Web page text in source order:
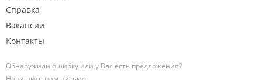
Справка
Вакансии
Контакты
Обнаружили ошибку или у Вас есть предложения?